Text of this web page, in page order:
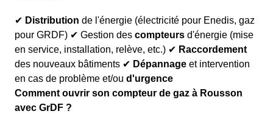
✔ Distribution de l'énergie (électricité pour Enedis, gaz
pour GRDF) ✔ Gestion des compteurs d'énergie (mise
en service, installation, relève, etc.) ✔ Raccordement
des nouveaux bâtiments ✔ Dépannage et intervention
en cas de problème et/ou d'urgence
Comment ouvrir son compteur de gaz à Rousson
avec GrDF ?